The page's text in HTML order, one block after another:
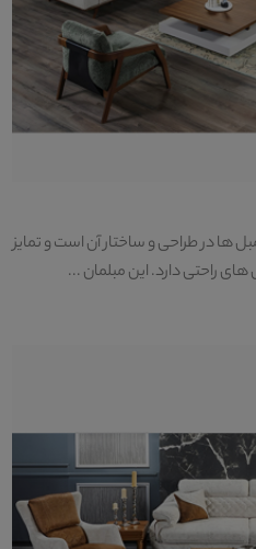
ها در طراحی و ساختار آن است و تمایز
های راحتی دارد. این مبلمان ...